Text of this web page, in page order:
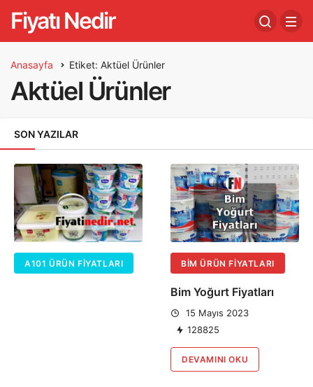
Fiyatı Nedir
Anasayfa Etiket: Aktüel Ürünler
Aktüel Ürünler
SON YAZILAR
A101 ÜRÜN FIYATLARI BIM ÜRÜN FIYATLARI
Bim Yoğurt Fiyatları
15 Mayıs 2023
128825
DEVAMINI OKU